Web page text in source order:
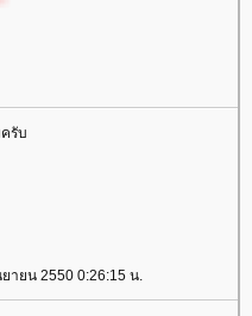
ครับ
ายน 2550 0:26:15 น.